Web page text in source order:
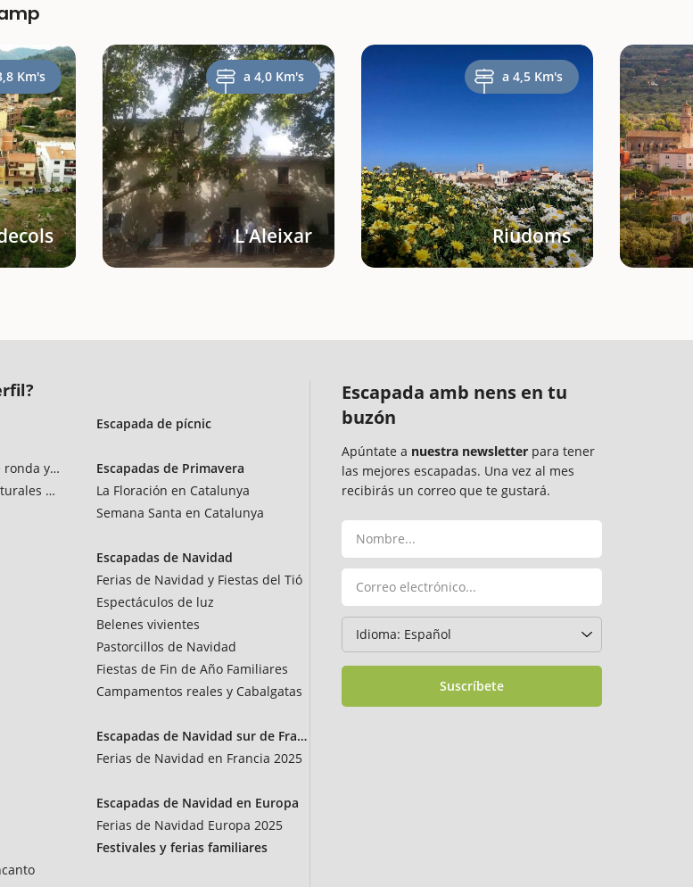
Km's a 4,0 Km's
L'Aleixar
a 4,5 Km's
Riudoms
ronda y vías verdes
y rios
Escapada de pícnic
Escapadas de Primavera
La Floración en Catalunya
Semana Santa en Catalunya
Escapadas de Navidad
Ferias de Navidad y Fiestas del Tió
Espectáculos de luz
Belenes vivientes
Pastorcillos de Navidad
Fiestas de Fin de Año Familiares
Campamentos reales y Cabalgatas
Escapadas de Navidad sur de Francia
Ferias de Navidad en Francia 2025
Escapadas de Navidad en Europa
Ferias de Navidad Europa 2025
Festivales y ferias familiares
Escapada amb nens en tu
buzón
Apúntate a nuestra newsletter para tener
las mejores escapadas. Una vez al mes
recibirás un correo que te gustará.
Suscríbete